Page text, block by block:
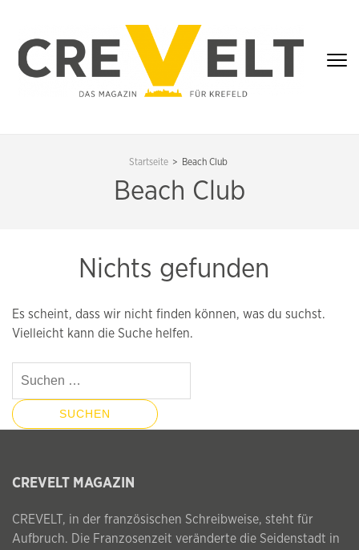
springen
(Enter
KREFELD
Startseite > Beach Club
Beach Club
Nichts gefunden
Es scheint, dass wir nicht finden können, was du suchst.
Vielleicht kann die Suche helfen.
CREVELT MAGAZIN
CREVELT, in der französischen Schreibweise, steht für
Aufbruch. Die Franzosenzeit veränderte die Seidenstadt in